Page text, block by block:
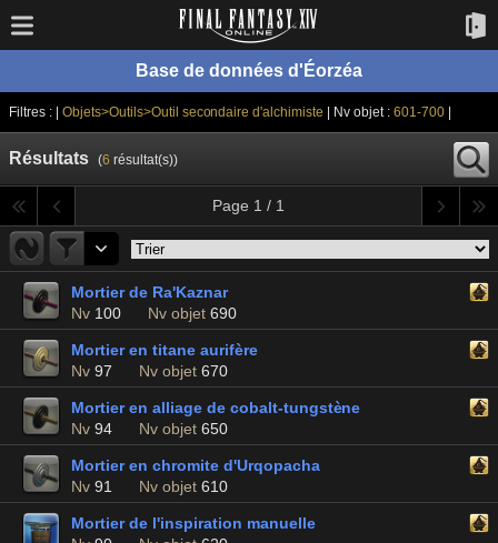
Base de données d'Éorzéa
Filtres : | Objets>Outils>Outil secondaire d'alchimiste | Nv objet : 601-700|
Résultats (6 résultat(s))
Page 1 / 1
Mortier de Ra'Kaznar
Nv 100 Nv objet 690
Mortier en titane aurifère
Nv 97 Nv objet 670
Mortier en alliage de cobalt-tungstène
Nv 94 Nv objet 650
Mortier en chromite d'Urqopacha
Nv 91 Nv objet 610
Mortier de l'inspiration manuelle